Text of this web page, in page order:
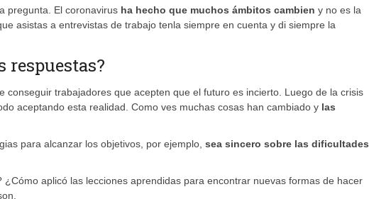
pregunta. El coronavirus ha hecho que muchos ámbitos cambien y no es la
asistas a entrevistas de trabajo tenla siempre en cuenta y di siempre la
respuestas?
conseguir trabajadores que acepten que el futuro es incierto. Luego de la crisis
aceptando esta realidad. Como ves muchas cosas han cambiado y las
para alcanzar los objetivos, por ejemplo, sea sincero sobre las dificultades
aplicó las lecciones aprendidas para encontrar nuevas formas de hacer